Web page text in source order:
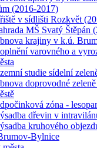
(2016-2017)
v sídlišti Rozkvět
MŠ Svatý Štěpán
krajiny v k.ú.
varovného a
studie sídelní
doprovodné
zóna -
dřevin v
kruhového
Bylnice